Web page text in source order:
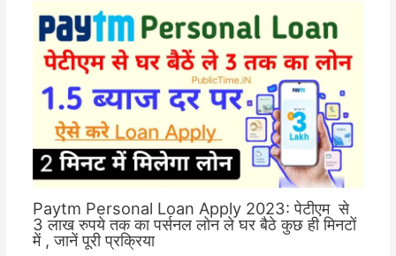
Paytm Personal Loan Apply 2023: पेटीएम से
3 लाख रुपये तक का पर्सनल लोन ले घर बैठे कुछ ही मिनटों
में , जानें पूरी प्रक्रिया